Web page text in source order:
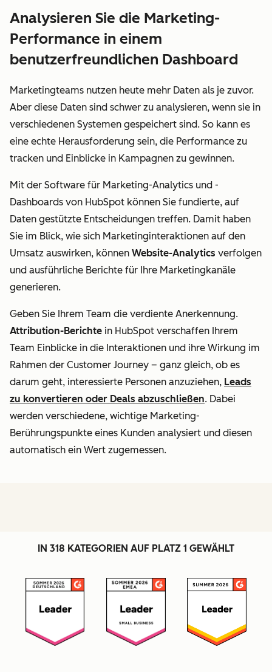
Analysieren Sie die Marketing-
Performance in einem
benutzerfreundlichen Dashboard
Marketingteams nutzen heute mehr Daten als je zuvor.
Aber diese Daten sind schwer zu analysieren, wenn sie in
verschiedenen Systemen gespeichert sind. So kann es
eine echte Herausforderung sein, die Performance zu
tracken und Einblicke in Kampagnen zu gewinnen.
Mit der Software für Marketing-Analytics und -
Dashboards von HubSpot können Sie fundierte, auf
Daten gestützte Entscheidungen treffen. Damit haben
Sie im Blick, wie sich Marketinginteraktionen auf den
Umsatz auswirken, können Website-Analytics verfolgen
und ausführliche Berichte für Ihre Marketingkanäle
generieren.
Geben Sie Ihrem Team die verdiente Anerkennung.
Attribution-Berichte in HubSpot verschaffen Ihrem
Team Einblicke in die Interaktionen und ihre Wirkung im
Rahmen der Customer Journey – ganz gleich, ob es
darum geht, interessierte Personen anzuziehen, Leads
zu konvertieren oder Deals abzuschließen. Dabei
werden verschiedene, wichtige Marketing-
Berührungspunkte eines Kunden analysiert und diesen
automatisch ein Wert zugemessen.
IN 318 KATEGORIEN AUF PLATZ 1 GEWÄHLT